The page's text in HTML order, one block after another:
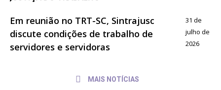
Em reunião no TRT-SC, Sintrajusc
discute condições de trabalho de
servidores e servidoras
31 de
julho de
2026
MAIS NOTÍCIAS